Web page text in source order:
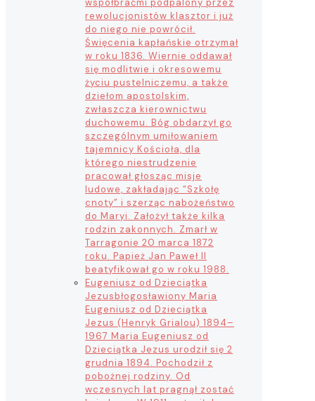
rewolucjonistów klasztor i już
do niego nie powrócił.
Święcenia kapłańskie otrzymał
w roku 1836. Wiernie oddawał
się modlitwie i okresowemu
życiu pustelniczemu, a także
dziełom apostolskim,
zwłaszcza kierownictwu
duchowemu. Bóg obdarzył go
szczególnym umiłowaniem
tajemnicy Kościoła, dla
którego niestrudzenie
pracował głosząc misje
ludowe, zakładając “Szkołę
cnoty” i szerząc nabożeństwo
do Maryi. Założył także kilka
rodzin zakonnych. Zmarł w
Tarragonie 20 marca 1872
roku. Papież Jan Paweł II
beatyfikował go w roku 1988.
Eugeniusz od Dzieciątka
Jezusbłogosławiony Maria
Eugeniusz od Dzieciątka
Jezus (Henryk Grialou) 1894–
1967 Maria Eugeniusz od
Dzieciątka Jezus urodził się 2
grudnia 1894. Pochodził z
pobożnej rodziny. Od
wczesnych lat pragnął zostać